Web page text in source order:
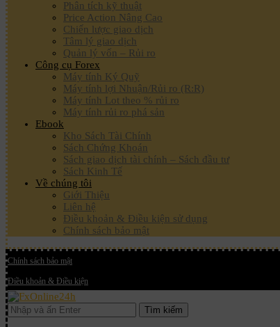
Phân tích kỹ thuật
Price Action Nâng Cao
Chiến lược giao dịch
Tâm lý giao dịch
Quản lý vốn – Rủi ro
Công cụ Forex
Máy tính Ký Quỹ
Máy tính lợi Nhuận/Rủi ro (R:R)
Máy tính Lot theo % rủi ro
Máy tính rủi ro phá sản
Ebook
Kho Sách Tài Chính
Sách Chứng Khoán
Sách giao dịch tài chính – Sách đầu tư
Sách Kinh Tế
Về chúng tôi
Giới Thiệu
Liên hệ
Điều khoản & Điều kiện sử dụng
Chính sách bảo mật
Chính sách bảo mật
Điều khoản & Điều kiện
Tìm kiếm